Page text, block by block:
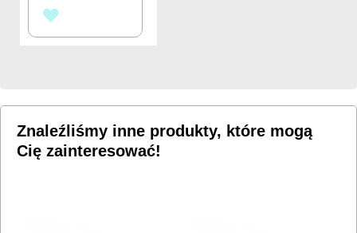
DO
Znaleźliśmy inne produkty, które mogą
Cię zainteresować!